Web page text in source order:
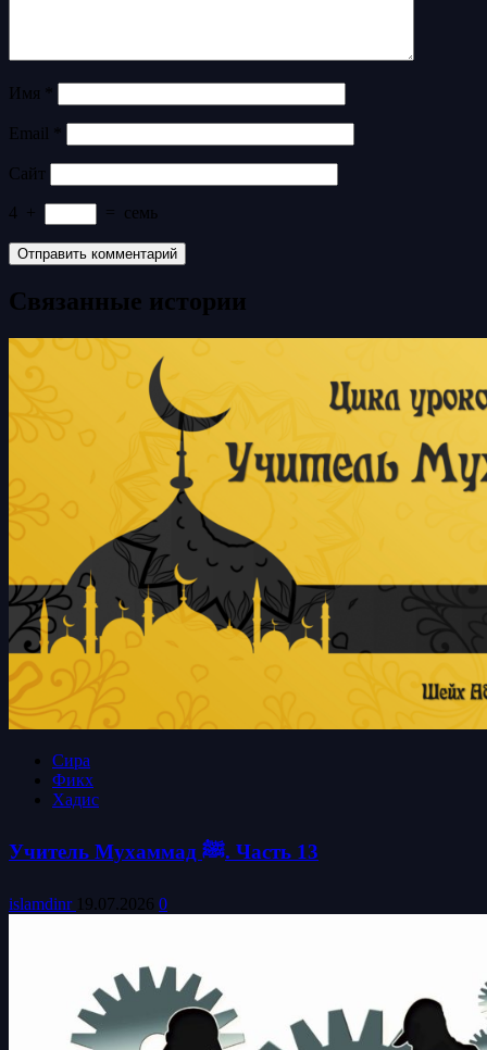
Имя
Email
Сайт
4 + = семь
Связанные истории
Сира
Фикх
Хадис
Учитель Мухаммад ﷺ. Часть 13
islamdinr 19.07.2026 0